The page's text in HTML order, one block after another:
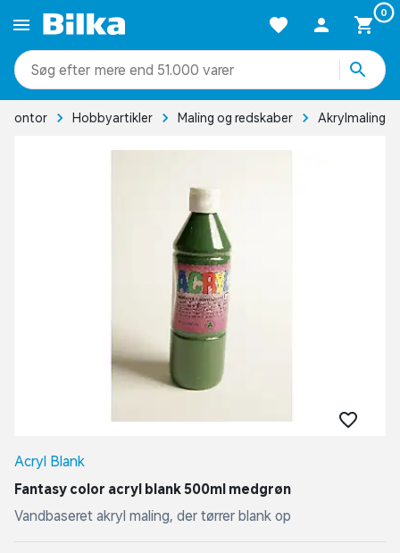
0
mere end 51.000 varer
kontor Hobbyartikler Maling og redskaber Akrylmaling
Acryl Blank
Fantasy color acryl blank 500ml medgrøn
Vandbaseret akryl maling, der tørrer blank op